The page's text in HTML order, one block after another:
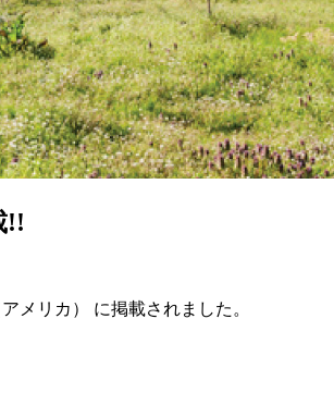
!!
メリカ） に掲載されました。